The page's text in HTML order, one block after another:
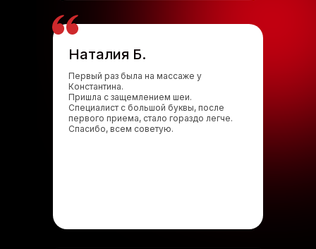
Наталия Б.
Первый раз была на массаже у
Константина.
Пришла с защемлением шеи.
Специалист с большой буквы, после
первого приема, стало гораздо легче.
Спасибо, всем советую.